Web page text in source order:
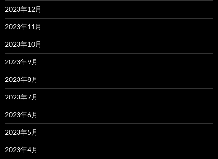
2023年12月
2023年11月
2023年10月
2023年9月
2023年8月
2023年7月
2023年6月
2023年5月
2023年4月